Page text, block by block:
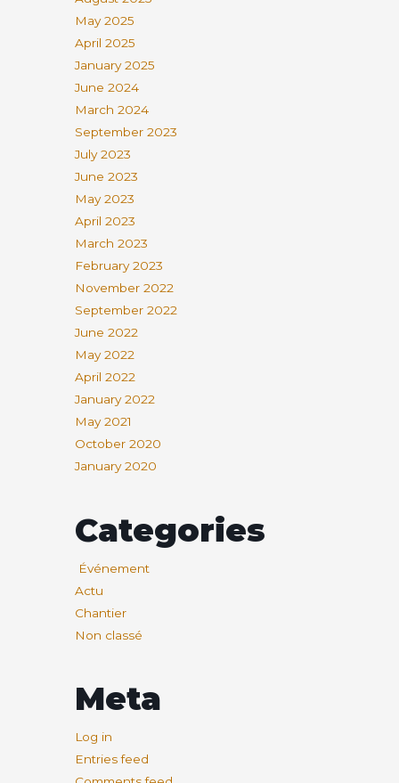
May 2025
April 2025
January 2025
June 2024
March 2024
September 2023
July 2023
June 2023
May 2023
April 2023
March 2023
February 2023
November 2022
September 2022
June 2022
May 2022
April 2022
January 2022
May 2021
October 2020
January 2020
Categories
Événement
Actu
Chantier
Non classé
Meta
Log in
Entries feed